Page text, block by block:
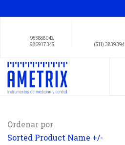
955888042
986917345
(511) 3839394
Ordenar por
Sorted Product Name +/-